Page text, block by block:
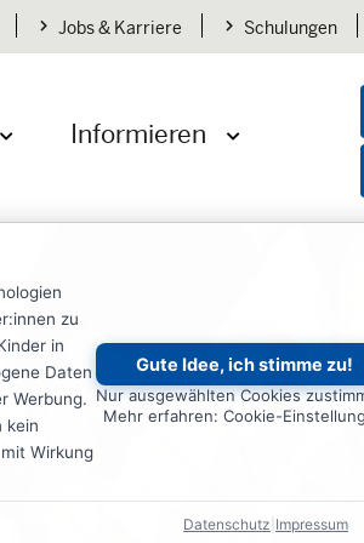
zu
in
Daten
Werbung.
kein
Wirkung
Gute Idee, ich stimme zu!
Nur ausgewählten Cookies
Mehr erfahren: Cookie-
Datenschutz Impressum
Jobs & Karriere Schulungen
Informieren